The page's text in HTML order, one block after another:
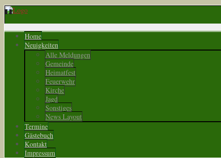
Home
Neuigkeiten
Alle Meldungen
Gemeinde
Heimatfest
Feuerwehr
Kirche
Jagd
Sonstiges
News Layout
Termine
Gästebuch
Kontakt
Impressum